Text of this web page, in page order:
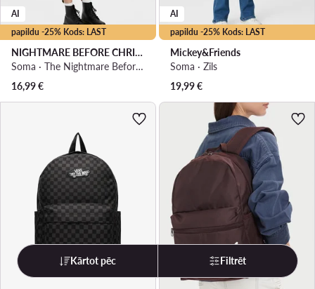
papildu -25% Kods: LAST
AI
NIGHTMARE BEFORE CHRISTMAS
Soma · The Nightmare Before Christmas · Melns
16,99€
papildu -25% Kods: LAST
AI
Mickey&Friends
Soma · Zils
19,99€
Kārtot pēc Filtrēt